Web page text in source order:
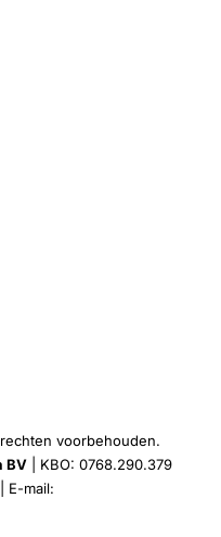
voorbehouden.
BV | KBO: 0768.290.379
E-mail: